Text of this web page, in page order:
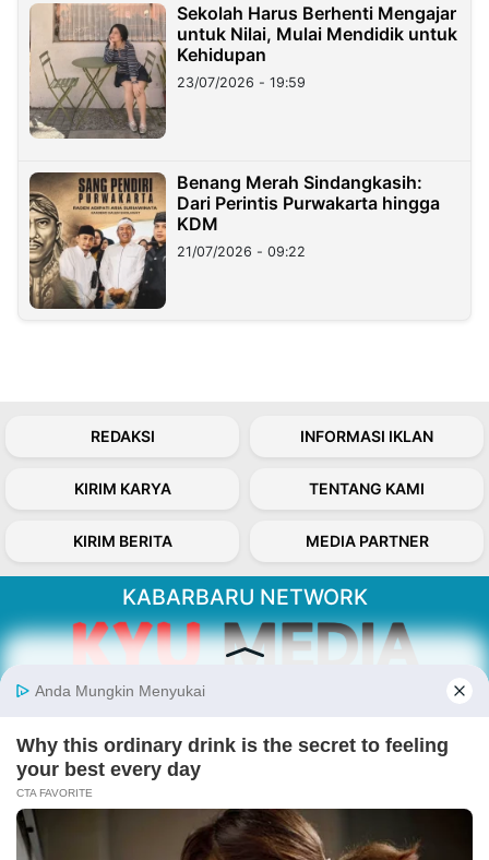
Sekolah Harus Berhenti Mengajar
untuk Nilai, Mulai Mendidik untuk
Kehidupan
23/07/2026 - 19:59
Benang Merah Sindangkasih:
Dari Perintis Purwakarta hingga
KDM
21/07/2026 - 09:22
REDAKSI INFORMASI IKLAN
KIRIM KARYA TENTANG KAMI
KIRIM BERITA MEDIA PARTNER
KABARBARU NETWORK
Kabarbaru.co menyajikan berita aktual dan
inspiratif dari sudut pandang berbaik sangka
Follow Kabarbaru